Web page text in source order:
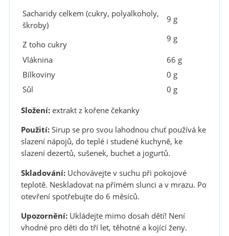
Sacharidy celkem (cukry, polyalkoholy,
škroby)
Z toho cukry
9 g
9 g
Vláknina
66 g
Bílkoviny
0 g
Sůl
0 g
Složení:extrakt z kořene čekanky
Použití:Sirup se pro svou lahodnou chuť používá ke
slazení nápojů, do teplé i studené kuchyně, ke
slazení dezertů, sušenek, buchet a jogurtů.
Skladování: Uchovávejte v suchu při pokojové
teplotě. Neskladovat na přímém slunci a v mrazu. Po
otevření spotřebujte do 6 měsíců.
Upozornění: Ukládejte mimo dosah dětí! Není
vhodné pro děti do tří let, těhotné a kojící ženy.